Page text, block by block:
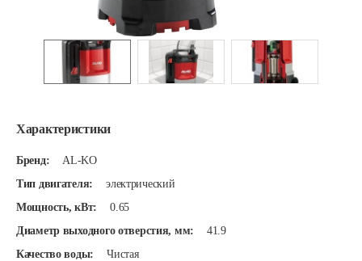
Характеристики
Бренд:
AL-KO
Тип двигателя:
электрический
Мощность, кВт:
0.65
Диаметр выходного отверстия, мм:
41.9
Качество воды:
Чистая